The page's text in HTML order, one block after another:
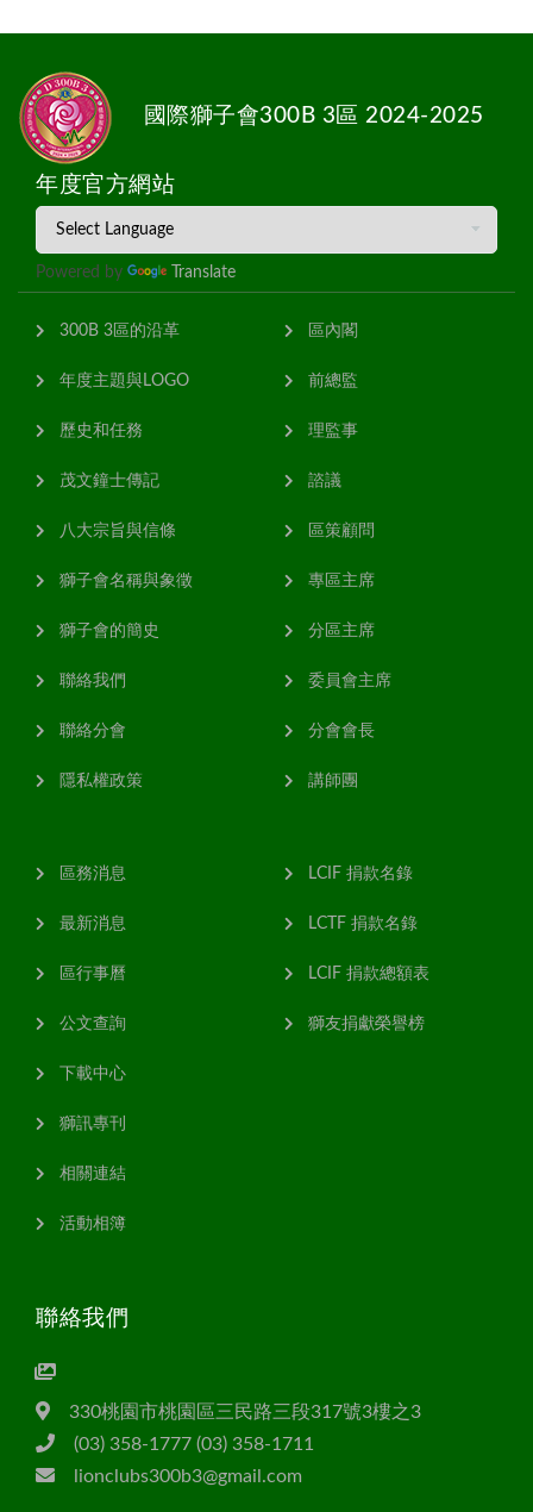
國際獅子會300B 3區 2024-2025
年度官方網站
Powered by Translate
300B 3區的沿革
年度主題與LOGO
歷史和任務
茂文鐘士傳記
八大宗旨與信條
獅子會名稱與象徵
獅子會的簡史
聯絡我們
聯絡分會
隱私權政策
區內閣
前總監
理監事
諮議
區策顧問
專區主席
分區主席
委員會主席
分會會長
講師團
區務消息
最新消息
區行事曆
公文查詢
下載中心
獅訊專刊
相關連結
活動相簿
LCIF 捐款名錄
LCTF 捐款名錄
LCIF 捐款總額表
獅友捐獻榮譽榜
聯絡我們
330桃園市桃園區三民路三段317號3樓之3
(03) 358-1777 (03) 358-1711
lionclubs300b3@gmail.com